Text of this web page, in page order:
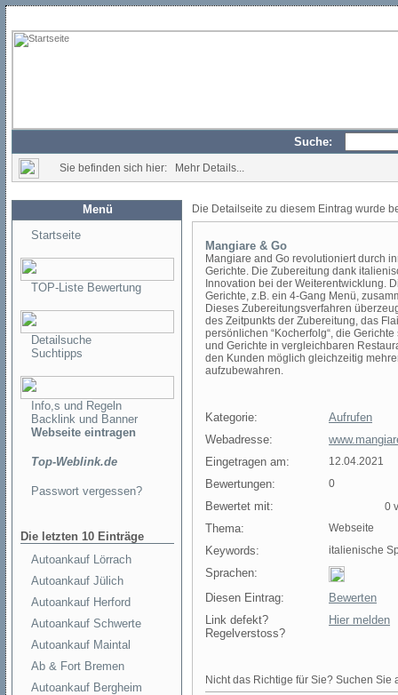
Suche:
Sie befinden sich hier: Mehr Details...
Menü
Startseite
TOP-Liste Bewertung
Detailsuche
Suchtipps
Info,s und Regeln
Backlink und Banner
Webseite eintragen
Top-Weblink.de
Passwort vergessen?
Die letzten 10 Einträge
Autoankauf Lörrach
Autoankauf Jülich
Autoankauf Herford
Autoankauf Schwerte
Autoankauf Maintal
Ab & Fort Bremen
Autoankauf Bergheim
Die Detailseite zu diesem Eintrag wurde
Mangiare & Go
Mangiare and Go revolutioniert durch
Gerichte. Die Zubereitung dank
Innovation bei der Weiterentwicklung.
Gerichte, z.B. ein 4-Gang Menü,
Dieses Zubereitungsverfahren
des Zeitpunkts der Zubereitung, das
persönlichen “Kocherfolg“, die
und Gerichte in vergleichbaren
den Kunden möglich gleichzeitig
aufzubewahren.
Kategorie:
Aufrufen
Webadresse:
Eingetragen am:
12.04.2021
Bewertungen: 0
Bewertet mit: 0
Thema: Webseite
Keywords: italienische
Sprachen:
Diesen Eintrag:
Bewerten
Link defekt?
Regelverstoss?
Hier melden
Nicht das Richtige für Sie? Suchen Sie